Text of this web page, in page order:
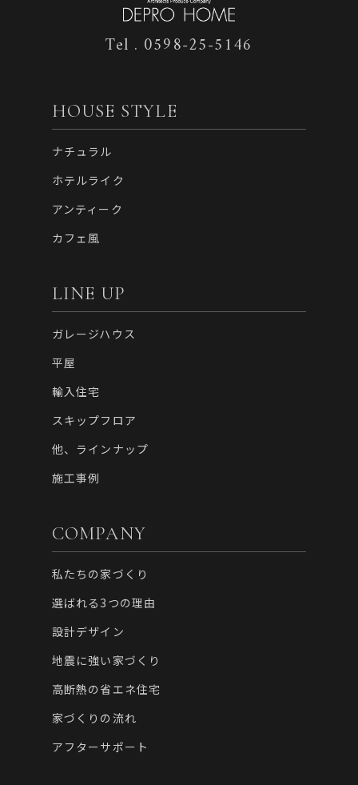
Tel . 0598-25-5146
HOUSE STYLE
ナチュラル
ホテルライク
アンティーク
カフェ風
LINE UP
ガレージハウス
平屋
輸入住宅
スキップフロア
他、ラインナップ
施工事例
COMPANY
私たちの家づくり
選ばれる3つの理由
設計デザイン
地震に強い家づくり
高断熱の省エネ住宅
家づくりの流れ
アフターサポート